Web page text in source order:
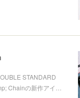
STANDARD
Chainの新作アイ…